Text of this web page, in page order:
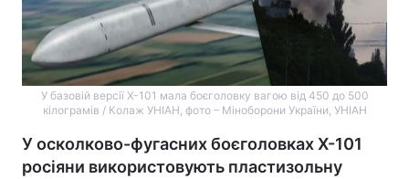
У базовій версії Х-101 мала боєголовку вагою від 450 до 500
кілограмів / Колаж УНІАН, фото – Міноборони України, УНІАН
У осколково-фугасних боєголовках Х-101
росіяни використовують пластизольну